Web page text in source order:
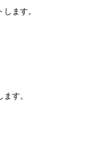
ます。
す。